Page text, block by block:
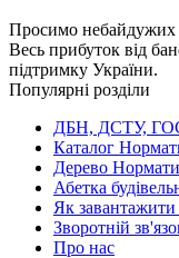
Просимо
Весь прибуток від
підтримку України.
Популярні розділи
ДБН, ДСТУ,
Каталог
Дерево
Абетка
Як
Зворотній
Про нас